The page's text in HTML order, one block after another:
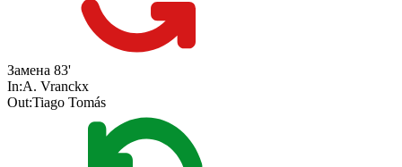
Замена 83'
In:A. Vranckx
Out:Tiago Tomás